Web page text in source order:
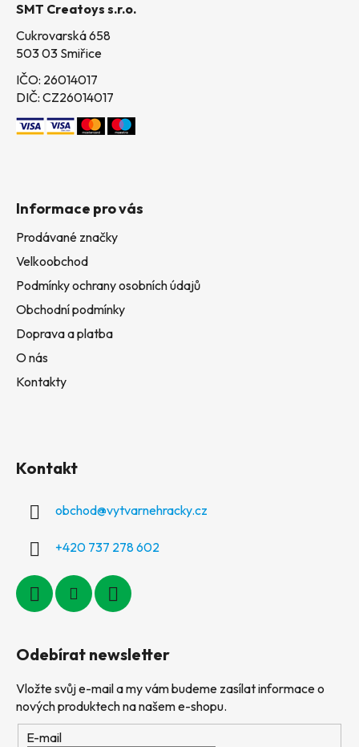
SMT Creatoys s.r.o.
Cukrovarská 658
503 03 Smiřice
IČO: 26014017
DIČ: CZ26014017
Informace pro vás
Prodávané značky
Velkoobchod
Podmínky ochrany osobních údajů
Obchodní podmínky
Doprava a platba
O nás
Kontakty
Kontakt
obchod@vytvarnehracky.cz
+420 737 278 602
Odebírat newsletter
Vložte svůj e-mail a my vám budeme zasílat informace o
nových produktech na našem e-shopu.
E-mail